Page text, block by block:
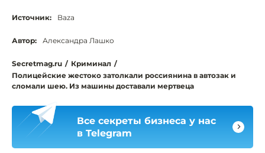
Источник: Baza
Автор: Александра Лашко
Secretmag.ru / Криминал /
Полицейские жестоко затолкали россиянина в автозак и
сломали шею. Из машины доставали мертвеца
Все секреты бизнеса у нас
в Telegram